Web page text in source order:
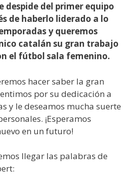
despide del primer equipo
de haberlo liderado a lo
y queremos
catalán su gran trabajo
el fútbol sala femenino.
hacer saber la gran
por su dedicación a
y le deseamos mucha suerte
¡Esperamos
en un futuro!
llegar las palabras de